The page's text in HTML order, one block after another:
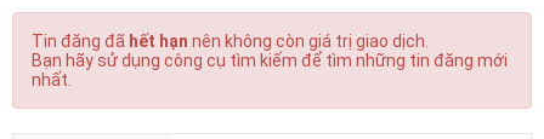
Tin đăng đã hết hạn nên không còn giá trị giao dịch.
Bạn hãy sử dụng công cụ tìm kiếm để tìm những tin đăng mới
nhất.